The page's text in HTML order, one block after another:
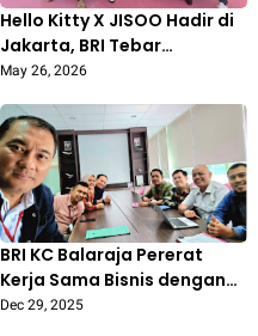
Hello Kitty X JISOO Hadir di
Jakarta, BRI Tebar
Cashback hingga
May 26, 2026
BRI KC Balaraja Pererat
Kerja Sama Bisnis dengan
Lion Group
Dec 29, 2025